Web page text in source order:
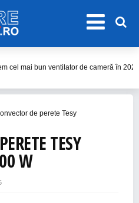
mai bun model de ventilator de tavan
de Aer Condiționat Ieftine pentru Vară
de perete Tesy
TESY
W